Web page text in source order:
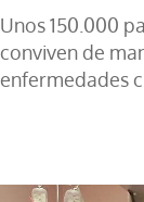
Unos 150.000
conviven de
enfermedades